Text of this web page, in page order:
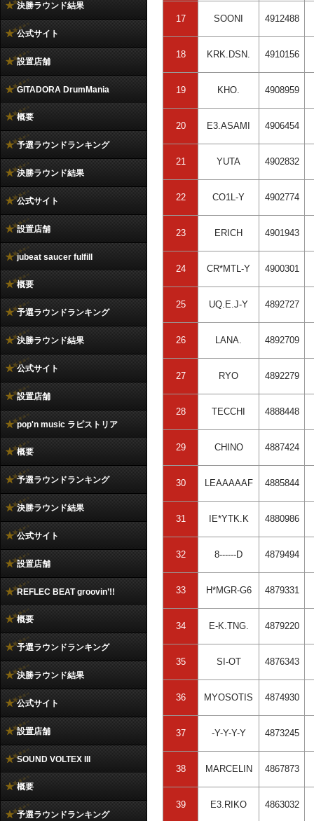
17 SOONI 4912488
18 KRK.DSN. 4910156
19 KHO. 4908959
20 E3.ASAMI 4906454
21 YUTA 4902832
22 CO1L-Y 4902774
23 ERICH 4901943
24 CR*MTL-Y 4900301
25 UQ.E.J-Y 4892727
26 LANA. 4892709
27 RYO 4892279
28 TECCHI 4888448
29 CHINO 4887424
30 LEAAAAAF 4885844
31 IE*YTK.K 4880986
32 8------D 4879494
33 H*MGR-G6 4879331
34 E-K.TNG. 4879220
35 SI-OT 4876343
36 MYOSOTIS 4874930
37 -Y-Y-Y-Y 4873245
38 MARCELIN 4867873
39 E3.RIKO 4863032
決勝ラウンド結果
公式サイト
設置店舗
GITADORA DrumMania
概要
予選ラウンドランキング
決勝ラウンド結果
公式サイト
設置店舗
jubeat saucer fulfill
概要
予選ラウンドランキング
決勝ラウンド結果
公式サイト
設置店舗
pop'n music ラピストリア
概要
予選ラウンドランキング
決勝ラウンド結果
公式サイト
設置店舗
REFLEC BEAT groovin’!!
概要
予選ラウンドランキング
決勝ラウンド結果
公式サイト
設置店舗
SOUND VOLTEX III
概要
予選ラウンドランキング